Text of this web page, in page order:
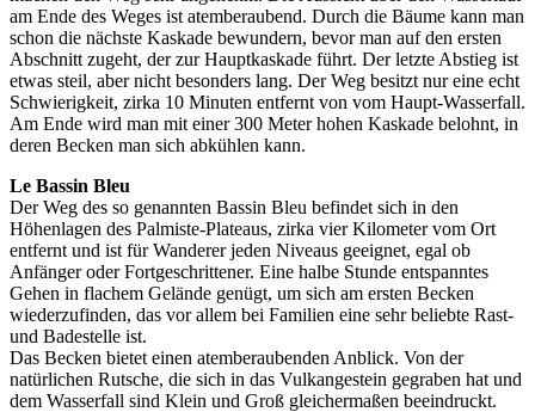
am Ende des Weges ist atemberaubend. Durch die Bäume kann man
schon die nächste Kaskade bewundern, bevor man auf den ersten
Abschnitt zugeht, der zur Hauptkaskade führt. Der letzte Abstieg ist
etwas steil, aber nicht besonders lang. Der Weg besitzt nur eine echt
Schwierigkeit, zirka 10 Minuten entfernt von vom Haupt-Wasserfall.
Am Ende wird man mit einer 300 Meter hohen Kaskade belohnt, in
deren Becken man sich abkühlen kann.
Le Bassin Bleu
Der Weg des so genannten Bassin Bleu befindet sich in den
Höhenlagen des Palmiste-Plateaus, zirka vier Kilometer vom Ort
entfernt und ist für Wanderer jeden Niveaus geeignet, egal ob
Anfänger oder Fortgeschrittener. Eine halbe Stunde entspanntes
Gehen in flachem Gelände genügt, um sich am ersten Becken
wiederzufinden, das vor allem bei Familien eine sehr beliebte Rast-
und Badestelle ist.
Das Becken bietet einen atemberaubenden Anblick. Von der
natürlichen Rutsche, die sich in das Vulkangestein gegraben hat und
dem Wasserfall sind Klein und Groß gleichermaßen beeindruckt.